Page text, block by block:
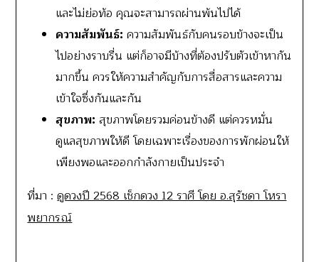
และไม่ย่อท้อ คุณจะสามารถผ่านพ้นไปได้
ความสัมพันธ์: ความสัมพันธ์กับคนรอบข้างจะเป็น
ไปอย่างราบรื่น แต่ก็อาจมีบ้างที่ต้องปรับตัวเข้าหากัน
มากขึ้น ควรให้ความสำคัญกับการสื่อสารและความ
เข้าใจซึ่งกันและกัน
สุขภาพ: สุขภาพโดยรวมค่อนข้างดี แต่ควรหมั่น
ดูแลสุขภาพให้ดี โดยเฉพาะเรื่องของการพักผ่อนให้
เพียงพอและออกกำลังกายเป็นประจำ
ที่มา :ดูดวงปี 2568 เช็กดวง 12 ราศี โดย อ.สุรัชดา โหรา
พยากรณ์